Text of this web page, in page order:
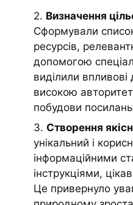
2. Визначення
Сформували список
ресурсів,
допомогою
виділили
високою
побудови
3. Створення
унікальний і
інформаційними
інструкціями,
Це привернуло